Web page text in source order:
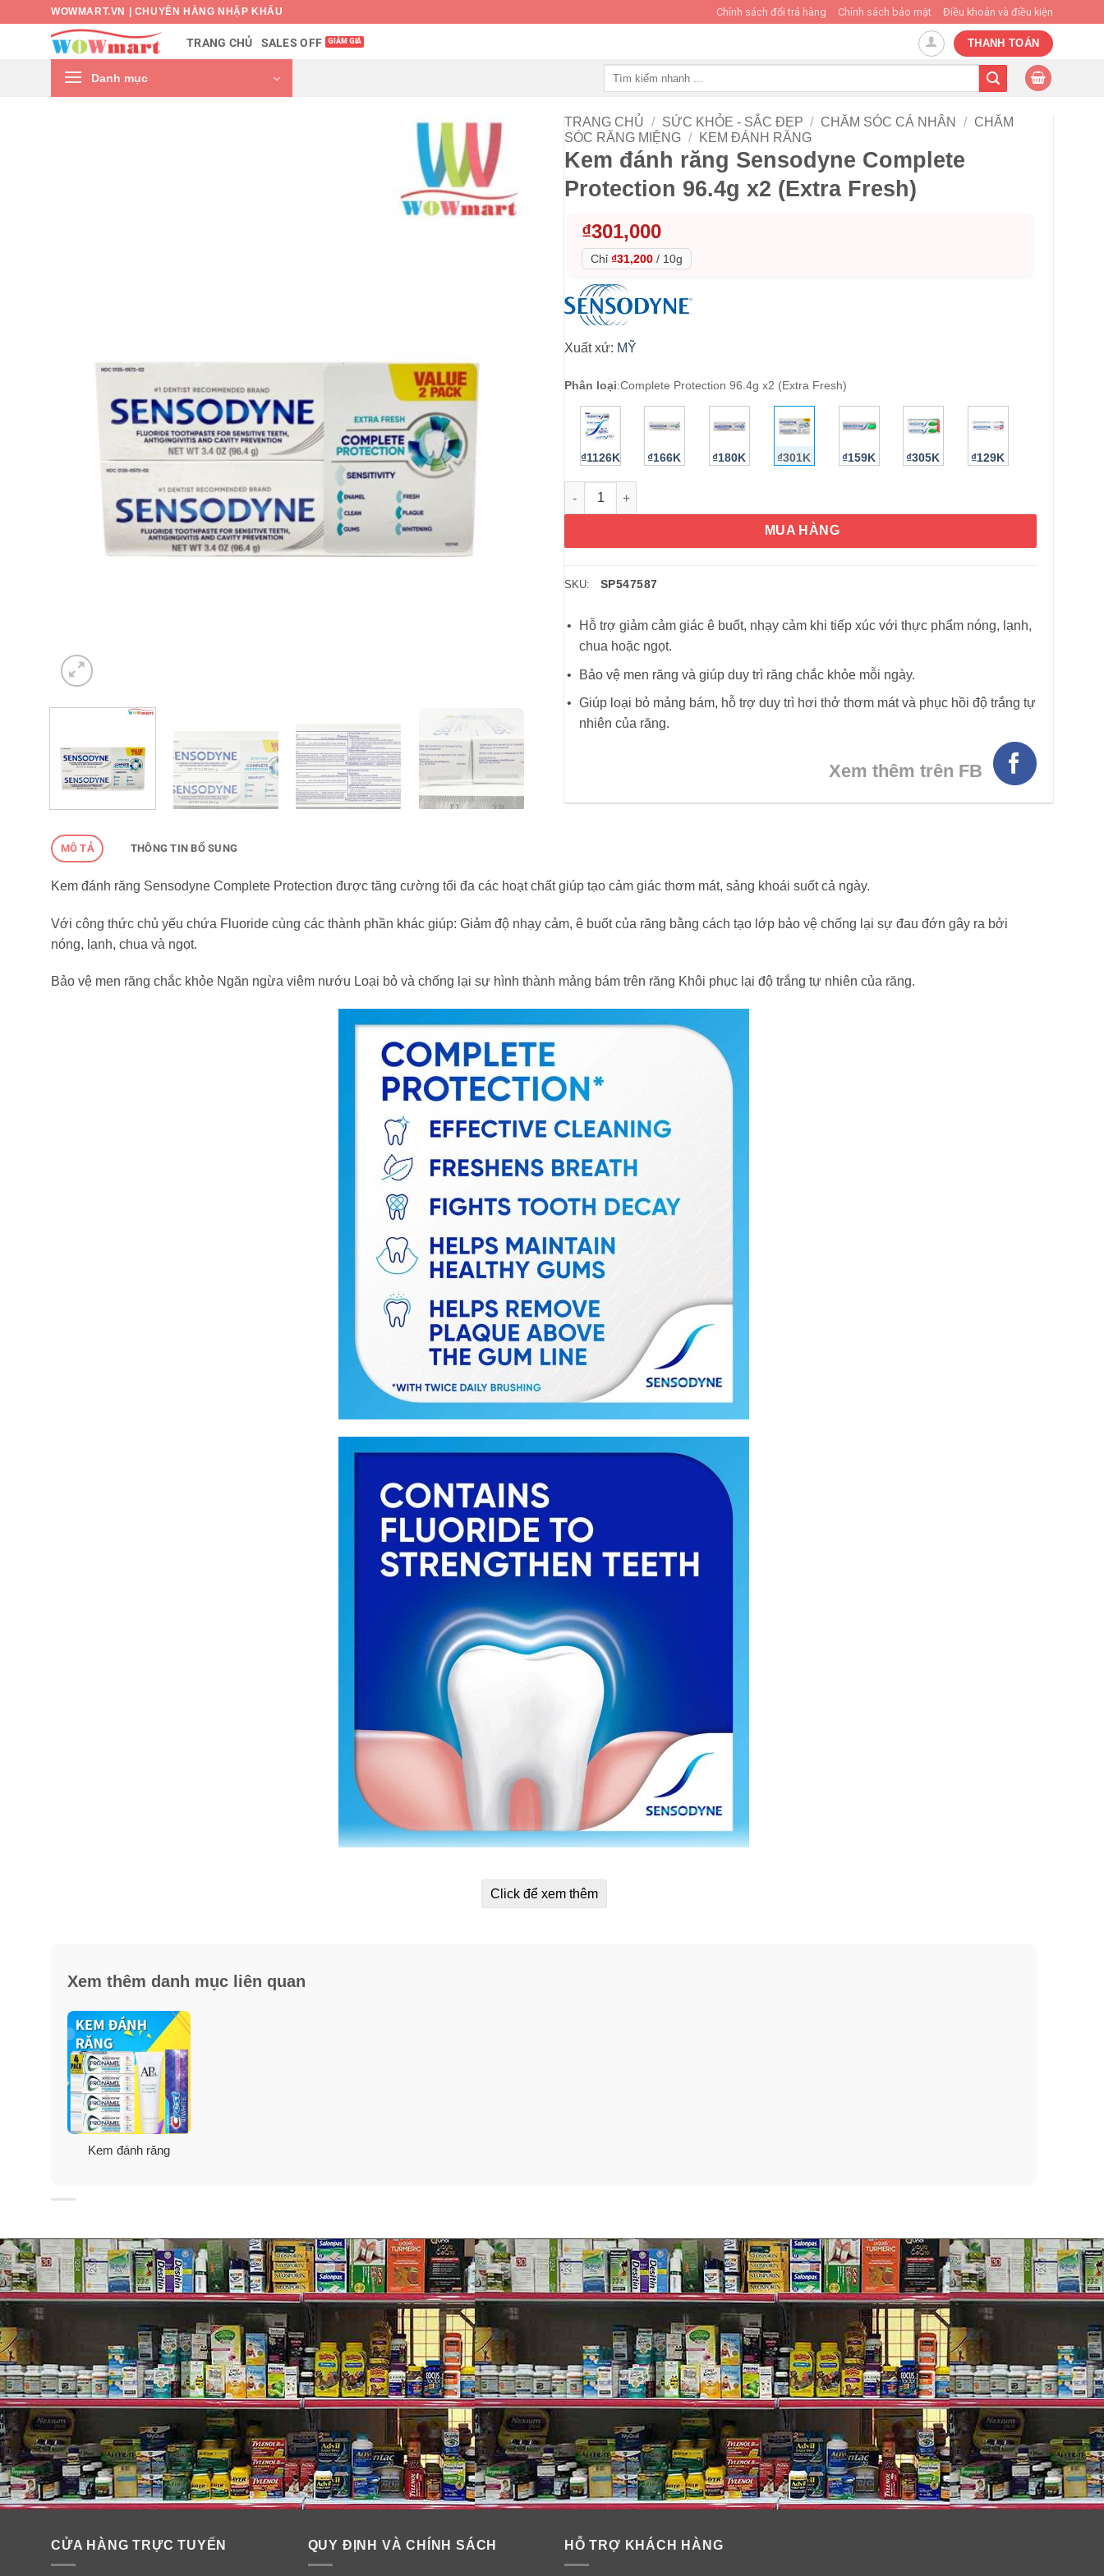
WOWMART.VN | CHUYÊN HÀNG NHẬP KHẨU Chính sách đổi trả hàng Chính sách bảo mật Điều khoản và điều kiện
TRANG CHỦ SALES OFF THANH TOÁN
Danh mục
TRANG CHỦ / SỨC KHỎE - SẮC ĐẸP / CHĂM SÓC CÁ NHÂN / CHĂM
SÓC RĂNG MIỆNG / KEM ĐÁNH RĂNG
Kem đánh răng Sensodyne Complete
Protection 96.4g x2 (Extra Fresh)
₫301,000
Chỉ ₫31,200 / 10g
Xuất xứ: MỸ
Phân loại:Complete Protection 96.4g x2 (Extra Fresh)
₫1126K ₫166K ₫180K ₫301K ₫159K ₫305K ₫129K
Kem đánh răng Sensodyne Complete Protection 96.4g x2 (Extra Fresh) số lượng
MUA HÀNG
SKU: SP547587
Hỗ trợ giảm cảm giác ê buốt, nhạy cảm khi tiếp xúc với thực phẩm nóng, lạnh,
chua hoặc ngọt.
Bảo vệ men răng và giúp duy trì răng chắc khỏe mỗi ngày.
Giúp loại bỏ mảng bám, hỗ trợ duy trì hơi thở thơm mát và phục hồi độ trắng tự
nhiên của răng.
Xem thêm trên FB
MÔ TẢ THÔNG TIN BỔ SUNG
Kem đánh răng Sensodyne Complete Protection được tăng cường tối đa các hoạt chất giúp tạo cảm giác thơm mát, sảng khoái suốt cả ngày.
Với công thức chủ yếu chứa Fluoride cùng các thành phần khác giúp: Giảm độ nhạy cảm, ê buốt của răng bằng cách tạo lớp bảo vệ chống lại sự đau đớn gây ra bởi
nóng, lạnh, chua và ngọt.
Bảo vệ men răng chắc khỏe Ngăn ngừa viêm nướu Loại bỏ và chống lại sự hình thành mảng bám trên răng Khôi phục lại độ trắng tự nhiên của răng.
Click để xem thêm
Xem thêm danh mục liên quan
Kem đánh răng
CỬA HÀNG TRỰC TUYẾN QUY ĐỊNH VÀ CHÍNH SÁCH HỖ TRỢ KHÁCH HÀNG